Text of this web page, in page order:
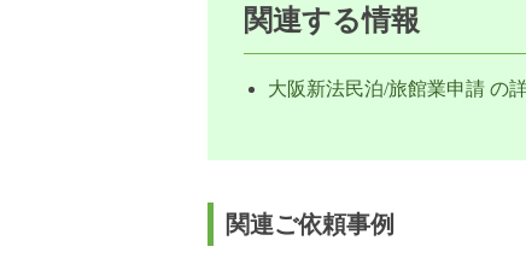
関連する情報
大阪新法民泊/旅館業申請 の
関連ご依頼事例